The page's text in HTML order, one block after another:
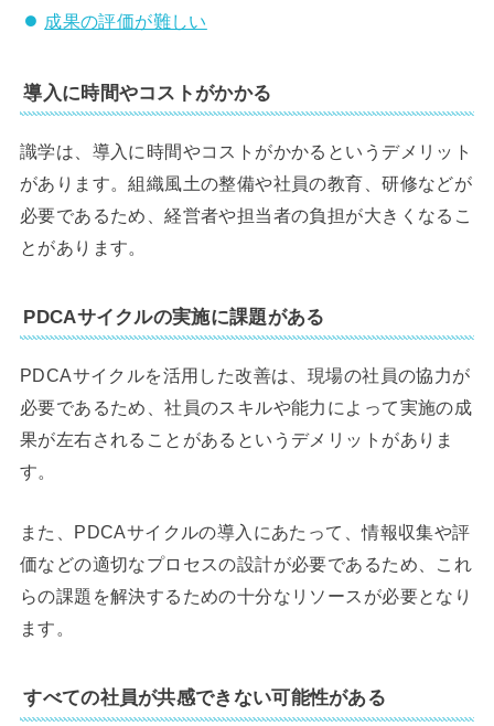
成果の評価が難しい
導入に時間やコストがかかる
識学は、導入に時間やコストがかかるというデメリット
があります。組織風土の整備や社員の教育、研修などが
必要であるため、経営者や担当者の負担が大きくなるこ
とがあります。
PDCAサイクルの実施に課題がある
PDCAサイクルを活用した改善は、現場の社員の協力が
必要であるため、社員のスキルや能力によって実施の成
果が左右されることがあるというデメリットがありま
す。
また、PDCAサイクルの導入にあたって、情報収集や評
価などの適切なプロセスの設計が必要であるため、これ
らの課題を解決するための十分なリソースが必要となり
ます。
すべての社員が共感できない可能性がある